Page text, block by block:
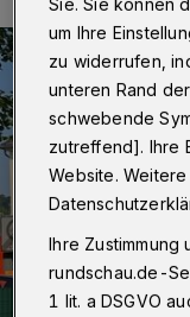
um Ihre
zu widerrufen,
unteren Rand
schwebende
zutreffend]. Ihre
Website.
Ihre Zustimmung
rundschau.de-
1 lit. a DSGVO